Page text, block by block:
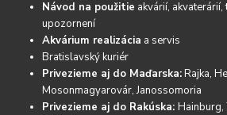
Návod na použitie akvárií,
upozornení
Akvárium realizácia a servis
Bratislavský kuriér
Privezieme aj do Maďarska:Rajka,
Mosonmagyarovár, Janossomoria
Privezieme aj do Rakúska:Hainburg,